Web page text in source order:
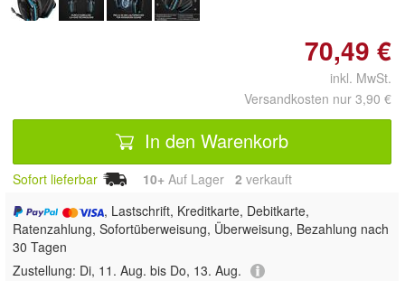
70,49 €
inkl. MwSt.
Versandkosten nur 3,90 €
In den Warenkorb
Sofort lieferbar 10+ Auf Lager 2 verkauft
, Lastschrift, Kreditkarte, Debitkarte,
Ratenzahlung, Sofortüberweisung, Überweisung, Bezahlung nach
30 Tagen
Zustellung: Di, 11. Aug. bis Do, 13. Aug.